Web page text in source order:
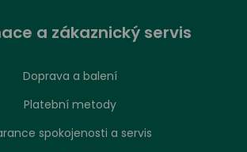
a zákaznický servis
Doprava a balení
Platební metody
spokojenosti a servis